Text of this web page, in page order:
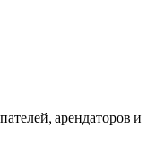
арендаторов и